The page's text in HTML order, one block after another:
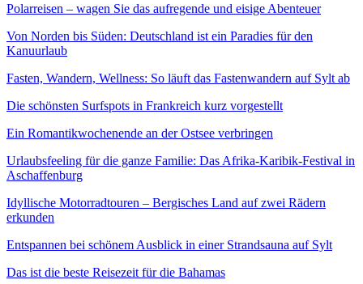
Polarreisen – wagen Sie das aufregende und eisige Abenteuer
Von Norden bis Süden: Deutschland ist ein Paradies für den
Kanuurlaub
Fasten, Wandern, Wellness: So läuft das Fastenwandern auf Sylt ab
Die schönsten Surfspots in Frankreich kurz vorgestellt
Ein Romantikwochenende an der Ostsee verbringen
Urlaubsfeeling für die ganze Familie: Das Afrika-Karibik-Festival in
Aschaffenburg
Idyllische Motorradtouren – Bergisches Land auf zwei Rädern
erkunden
Entspannen bei schönem Ausblick in einer Strandsauna auf Sylt
Das ist die beste Reisezeit für die Bahamas